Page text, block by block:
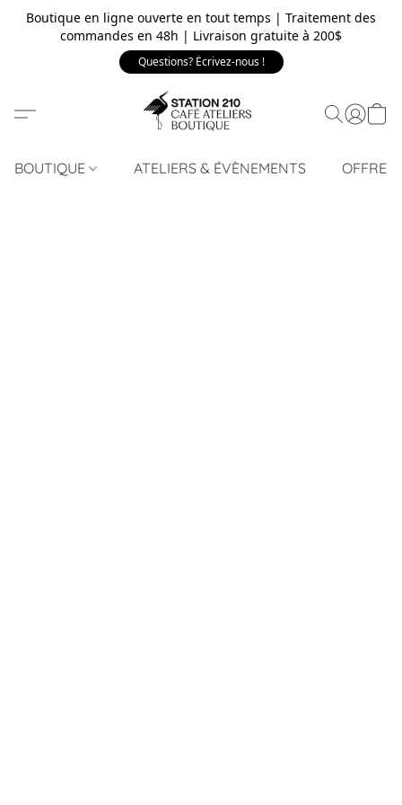
Boutique en ligne ouverte en tout temps | Traitement des
commandes en 48h | Livraison gratuite à 200$
Questions? Écrivez-nous !
BOUTIQUE ATELIERS & ÉVÈNEMENTS OFFRE